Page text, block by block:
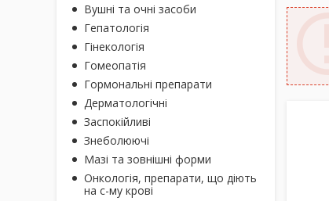
Вушні та очні засоби
Гепатологія
Гінекологія
Гомеопатія
Гормональні препарати
Дерматологічні
Заспокійливі
Знеболюючі
Мазі та зовнішні форми
Онкологія, препарати, що діють
на с-му крові